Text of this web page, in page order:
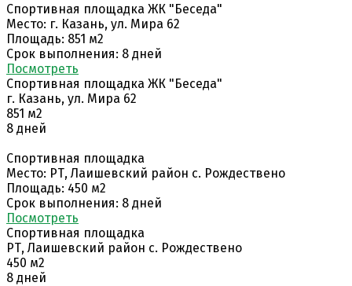
Спортивная площадка ЖК "Беседа"
Место: г. Казань, ул. Мира 62
Площадь: 851 м2
Срок выполнения: 8 дней
Поcмотреть
Спортивная площадка ЖК "Беседа"
г. Казань, ул. Мира 62
851 м2
8 дней
Спортивная площадка
Место: РТ, Лаишевский район с. Рождествено
Площадь: 450 м2
Срок выполнения: 8 дней
Поcмотреть
Спортивная площадка
РТ, Лаишевский район с. Рождествено
450 м2
8 дней